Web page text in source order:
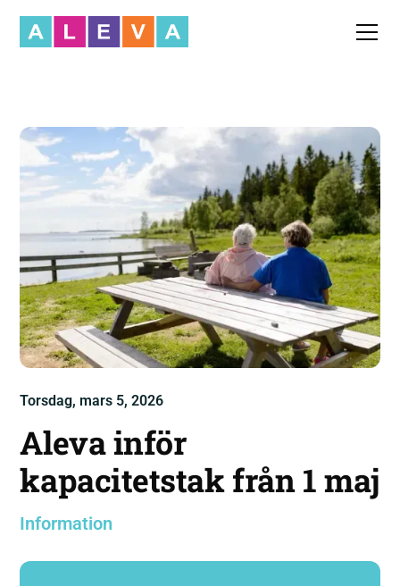
Torsdag, mars 5, 2026
Aleva inför
kapacitetstak från 1 maj
Information